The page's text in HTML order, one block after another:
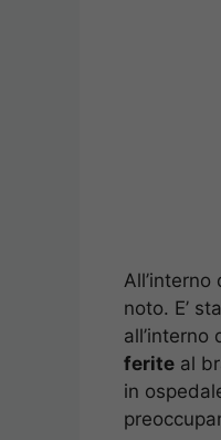
noto. E’
ferite al
in